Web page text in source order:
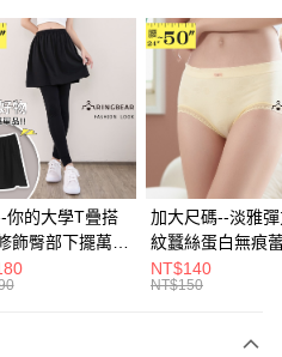
你的大學T疊搭
飾臀部下擺萬用
/遮臀裙(黑2L-
眼圈熊中大
加大尺碼--淡雅
紋蠶絲蛋白無痕
角內褲(白.粉.藍.
3L)-L28眼圈熊中
NT$140
NT$150